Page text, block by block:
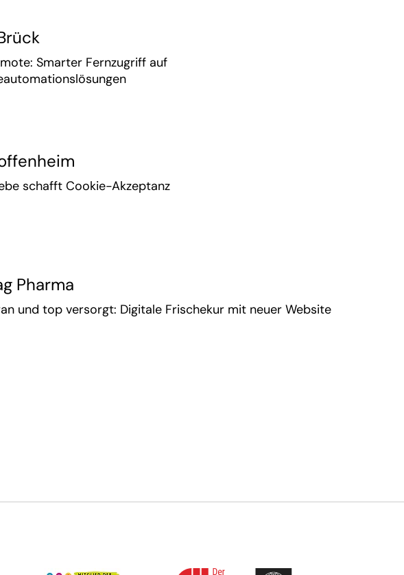
Smarter Fernzugriff auf
schafft Cookie-Akzeptanz
Pharma
und top versorgt: Digitale Frischekur mit neuer Website